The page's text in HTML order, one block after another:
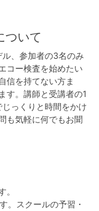
ついて
、参加者の3名のみ
コー検査を始めたい
信を持てない方ま
す。講師と受講者の1
っくりと時間をかけ
も気軽に何でもお聞
。
。スクールの予習・